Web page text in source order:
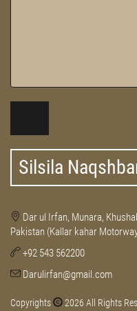
Silsila
Dar ul Irfan, Munara,
Pakistan (Kallar kahar
+92 543 562200
Darulirfan@gmail.com
Copyrights 2026 All Rights